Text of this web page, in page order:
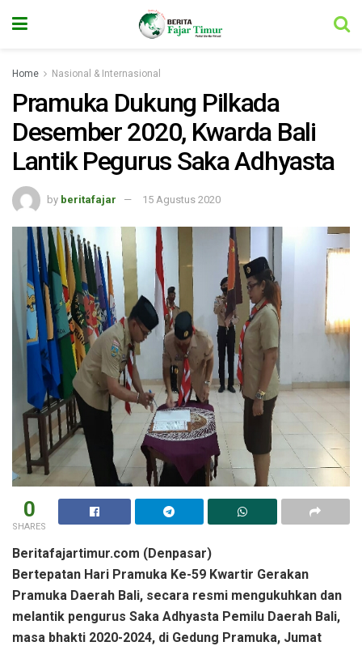
Home Nasional & Internasional
Pramuka Dukung Pilkada
Desember 2020, Kwarda Bali
Lantik Pegurus Saka Adhyasta
by beritafajar 15 Agustus 2020
0
SHARES
Beritafajartimur.com (Denpasar)
Bertepatan Hari Pramuka Ke-59 Kwartir Gerakan
Pramuka Daerah Bali, secara resmi mengukuhkan dan
melantik pengurus Saka Adhyasta Pemilu Daerah Bali,
masa bhakti 2020-2024, di Gedung Pramuka, Jumat